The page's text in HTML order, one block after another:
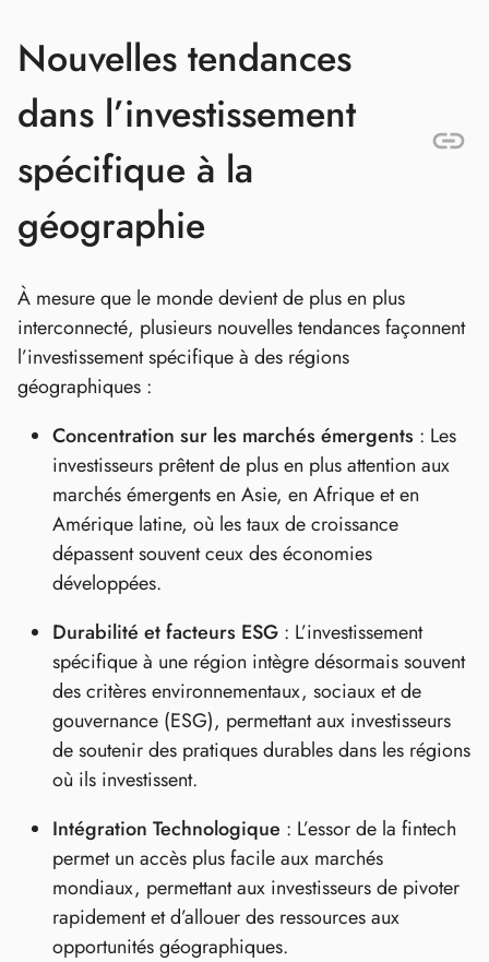
Nouvelles tendances
dans l’investissement
spécifique à la
géographie
À mesure que le monde devient de plus en plus
interconnecté, plusieurs nouvelles tendances façonnent
l’investissement spécifique à des régions
géographiques :
Concentration sur les marchés émergents : Les
investisseurs prêtent de plus en plus attention aux
marchés émergents en Asie, en Afrique et en
Amérique latine, où les taux de croissance
dépassent souvent ceux des économies
développées.
Durabilité et facteurs ESG : L’investissement
spécifique à une région intègre désormais souvent
des critères environnementaux, sociaux et de
gouvernance (ESG), permettant aux investisseurs
de soutenir des pratiques durables dans les régions
où ils investissent.
Intégration Technologique : L’essor de la fintech
permet un accès plus facile aux marchés
mondiaux, permettant aux investisseurs de pivoter
rapidement et d’allouer des ressources aux
opportunités géographiques.